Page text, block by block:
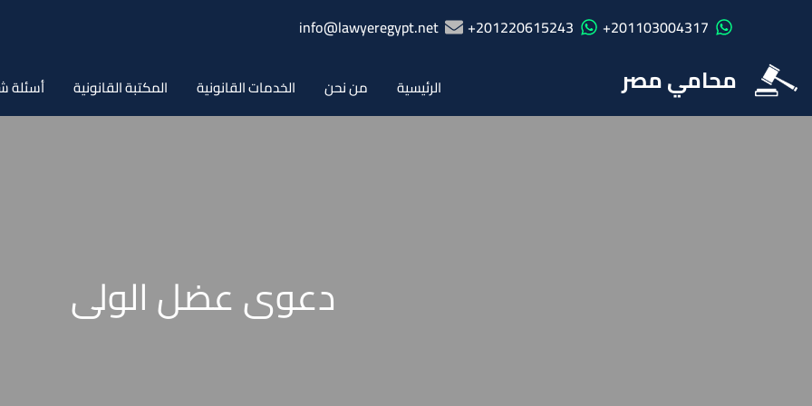
201103004317+
201220615243+
info@lawyeregypt.net
محامي مصر الرئيسية من نحن الخدمات القانونية المكتبة القانونية أسئلة
دعوى عضل الولى